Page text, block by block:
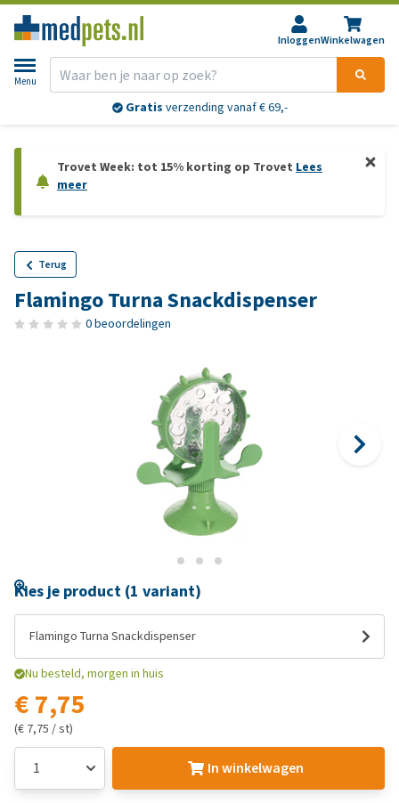
InloggenWinkelwagen
Menu
Gratis verzending vanaf € 69,-
Trovet Week: tot 15% korting op Trovet Lees
meer
Terug
Flamingo Turna Snackdispenser
0 beoordelingen
Kies je product (1 variant)
Flamingo Turna Snackdispenser
Nu besteld, morgen in huis
€ 7,75
(€ 7,75 / st)
In winkelwagen